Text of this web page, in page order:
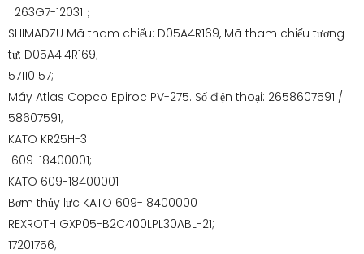
263G7-12031；
SHIMADZU Mã tham chiếu: D05A4R169, Mã tham chiếu tương
tự: D05A4.4R169;
57110157;
Máy Atlas Copco Epiroc PV-275. Số điện thoại: 2658607591 /
58607591;
KATO KR25H-3
609-18400001;
KATO 609-18400001
Bơm thủy lực KATO 609-18400000
REXROTH GXP05-B2C400LPL30ABL-21;
17201756;